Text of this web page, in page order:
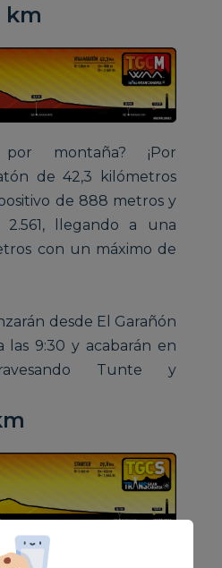
km
montaña? ¡Por
de 42,3 kilómetros
de 888 metros y
llegando a una
con un máximo de
desde El Garañón
9:30 y acabarán en
Tunte y
kilómetros dispone de